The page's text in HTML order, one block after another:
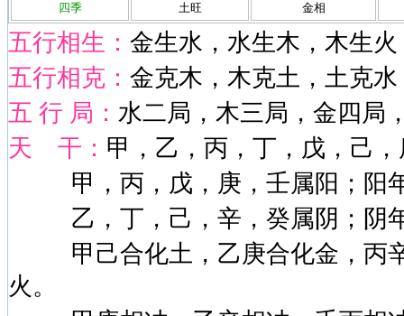
四季
土旺 金相
五行相生： 金生水，水生木，木生
五行相克： 金克木，木克土，土克
五 行 局： 水二局，木三局，金四局
天 干： 甲，乙，丙，丁，戊，己
甲，丙，戊，庚，壬属阳；阳年
乙，丁，己，辛，癸属阴；阴年
甲己合化土，乙庚合化金，丙辛
火。